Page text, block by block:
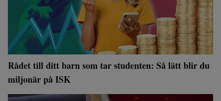
Rådet till ditt barn som tar studenten: Så lätt blir du
miljonär på ISK